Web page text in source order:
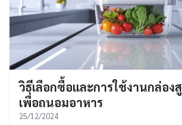
วิธีเลือกซื้อและการใช้งานกล่อ
เพื่อถนอมอาหาร
25/12/2024